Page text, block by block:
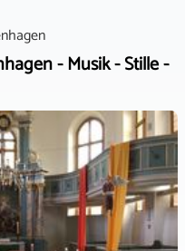
- Musik - Stille -